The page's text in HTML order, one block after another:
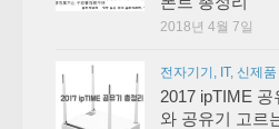
2018년 4월 7일
전자기기, IT, 신제품
2017 ipTIME 공
와 공유기 고르